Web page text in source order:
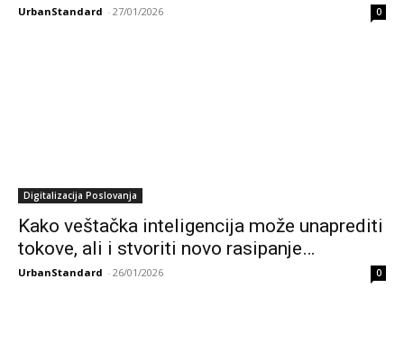
UrbanStandard - 27/01/2026 0
Digitalizacija Poslovanja
Kako veštačka inteligencija može unaprediti
tokove, ali i stvoriti novo rasipanje…
UrbanStandard - 26/01/2026 0